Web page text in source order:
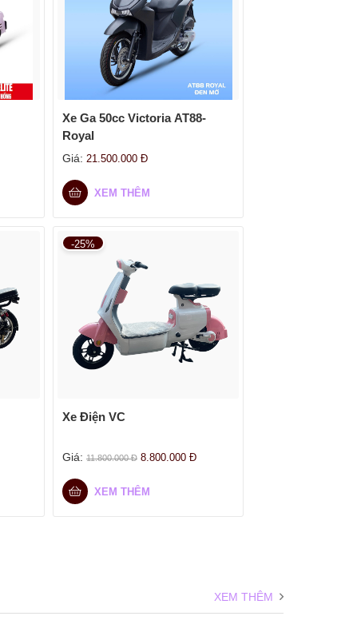
Xe Ga 50cc Victoria AT88-
Royal
Giá: 21.500.000 Đ
XEM THÊM
-25%
Xe Điện VC
Giá: 11.800.000Đ 8.800.000 Đ
XEM THÊM
XEM THÊM